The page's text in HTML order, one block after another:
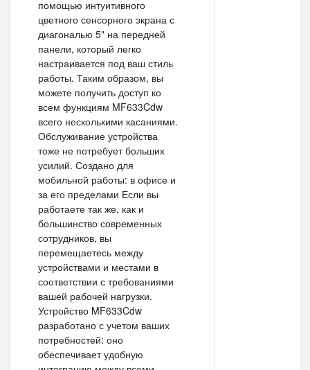
помощью интуитивного
цветного сенсорного экрана с
диагональю 5" на передней
панели, который легко
настраивается под ваш стиль
работы. Таким образом, вы
можете получить доступ ко
всем функциям MF633Cdw
всего несколькими касаниями.
Обслуживание устройства
тоже не потребует больших
усилий. Создано для
мобильной работы: в офисе и
за его пределами Если вы
работаете так же, как и
большинство современных
сотрудников, вы
перемещаетесь между
устройствами и местами в
соответствии с требованиями
вашей рабочей нагрузки.
Устройство MF633Cdw
разработано с учетом ваших
потребностей: оно
обеспечивает удобную